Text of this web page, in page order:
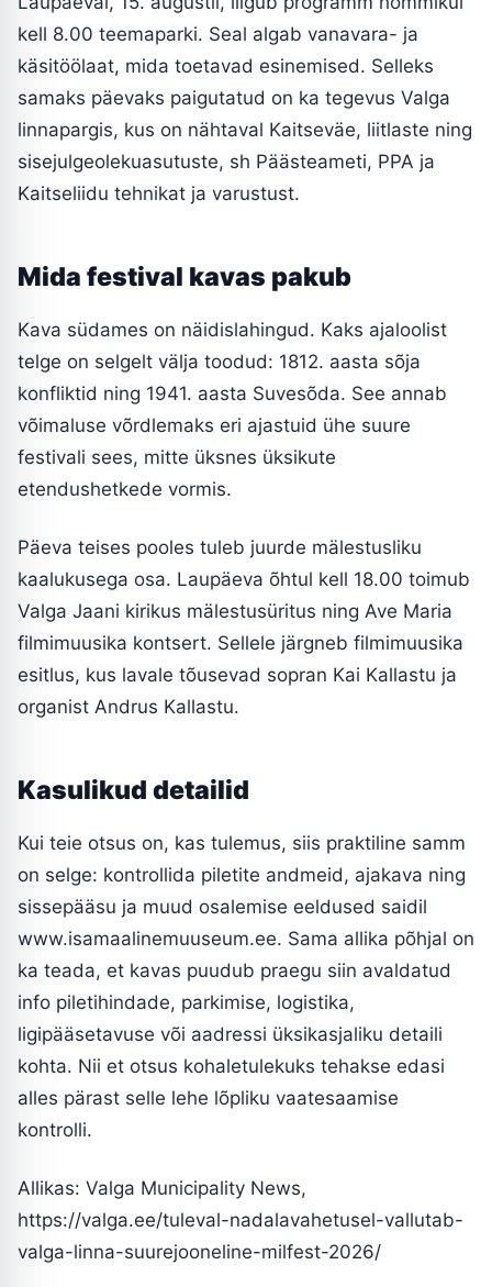
kell 8.00 teemaparki. Seal algab vanavara- ja
käsitöölaat, mida toetavad esinemised. Selleks
samaks päevaks paigutatud on ka tegevus Valga
linnapargis, kus on nähtaval Kaitseväe, liitlaste ning
sisejulgeolekuasutuste, sh Päästeameti, PPA ja
Kaitseliidu tehnikat ja varustust.
Mida festival kavas pakub
Kava südames on näidislahingud. Kaks ajaloolist
telge on selgelt välja toodud: 1812. aasta sõja
konfliktid ning 1941. aasta Suvesõda. See annab
võimaluse võrdlemaks eri ajastuid ühe suure
festivali sees, mitte üksnes üksikute
etendushetkede vormis.
Päeva teises pooles tuleb juurde mälestusliku
kaalukusega osa. Laupäeva õhtul kell 18.00 toimub
Valga Jaani kirikus mälestusüritus ning Ave Maria
filmimuusika kontsert. Sellele järgneb filmimuusika
esitlus, kus lavale tõusevad sopran Kai Kallastu ja
organist Andrus Kallastu.
Kasulikud detailid
Kui teie otsus on, kas tulemus, siis praktiline samm
on selge: kontrollida piletite andmeid, ajakava ning
sissepääsu ja muud osalemise eeldused saidil
www.isamaalinemuuseum.ee. Sama allika põhjal on
ka teada, et kavas puudub praegu siin avaldatud
info piletihindade, parkimise, logistika,
ligipääsetavuse või aadressi üksikasjaliku detaili
kohta. Nii et otsus kohaletulekuks tehakse edasi
alles pärast selle lehe lõpliku vaatesaamise
kontrolli.
Allikas: Valga Municipality News,
https://valga.ee/tuleval-nadalavahetusel-vallutab-
valga-linna-suurejooneline-milfest-2026/